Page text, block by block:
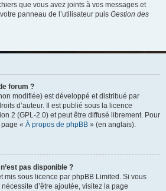
que vous avez joints à vos messages et
panneau de l’utilisateur puis Gestion des
forum ?
modifiée) est développé et distribué par
d’auteur. Il est publié sous la licence
2 (GPL-2.0) et peut être diffusé librement. Pour
« À propos de phpBB » (en anglais).
pas disponible ?
mis sous licence par phpBB Limited. Si vous
d’être ajoutée, visitez la page